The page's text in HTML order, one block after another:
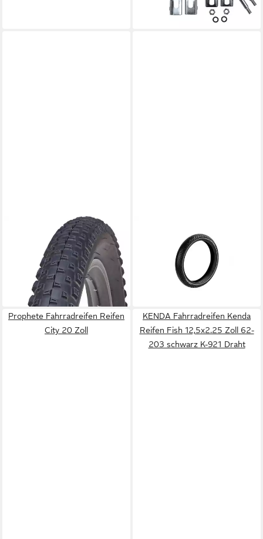
ab 12,79 €
leider ausverkauft
Fahrradreifen Reifen City 20"
UVP34,99 €
lieferbar - in 6-8 Werktagen bei dir
Fahrradreifen 16 Zoll Reifen
für X2 E Scooter City E Roller
16x2.60 Reflexstreif, (1-tlg)
Prophete Fahrradreifen Reifen
City 20 Zoll
KENDA Fahrradreifen Kenda
Reifen Fish 12,5x2.25 Zoll 62-
203 schwarz K-921 Draht